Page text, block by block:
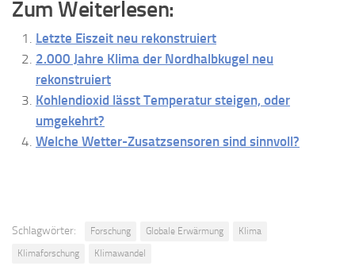
Zum Weiterlesen:
Letzte Eiszeit neu rekonstruiert
2.000 Jahre Klima der Nordhalbkugel neu
rekonstruiert
Kohlendioxid lässt Temperatur steigen, oder
umgekehrt?
Welche Wetter-Zusatzsensoren sind sinnvoll?
Schlagwörter: Forschung Globale Erwärmung
Klima
Klimaforschung
Klimawandel